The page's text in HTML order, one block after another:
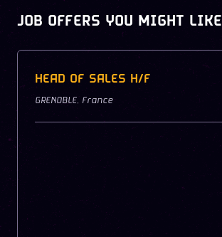
JOB OFFERS YOU MIGHT LIKE
HEAD OF SALES H/F
GRENOBLE, France